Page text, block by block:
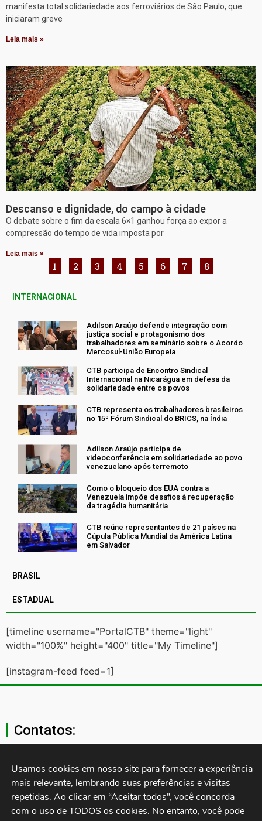
manifesta total solidariedade aos ferroviários de São Paulo, que
iniciaram greve
Leia mais »
Descanso e dignidade, do campo à cidade
O debate sobre o fim da escala 6×1 ganhou força ao expor a
compressão do tempo de vida imposta por
Leia mais »
1 2 3 4 5 6 7 8
INTERNACIONAL
Adilson Araújo defende integração com
justiça social e protagonismo dos
trabalhadores em seminário sobre o Acordo
Mercosul-União Europeia
CTB participa de Encontro Sindical
Internacional na Nicarágua em defesa da
solidariedade entre os povos
CTB representa os trabalhadores brasileiros
no 15º Fórum Sindical do BRICS, na Índia
Adilson Araújo participa de
videoconferência em solidariedade ao povo
venezuelano após terremoto
Como o bloqueio dos EUA contra a
Venezuela impõe desafios à recuperação
da tragédia humanitária
CTB reúne representantes de 21 países na
Cúpula Pública Mundial da América Latina
em Salvador
BRASIL
ESTADUAL
[timeline username="PortalCTB" theme="light"
width="100%" height="400" title="My Timeline"]
[instagram-feed feed=1]
Contatos:
secgeral@ctb.org.br
11 3874-0040
Rua Cardoso de Almeida, 1843, Sumaré São Paulo - SP -
Usamos cookies em nosso site para fornecer a experiência
mais relevante, lembrando suas preferências e visitas
repetidas. Ao clicar em “Aceitar todos”, você concorda
com o uso de TODOS os cookies. No entanto, você pode